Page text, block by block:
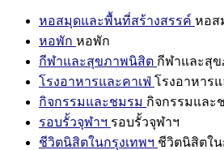
หอสมุดและพื้นที่สร้างสรรค์ หอส
หอพัก หอพัก
กีฬาและสุขภาพนิสิต กีฬาและสุ
โรงอาหารและคาเฟ่ โรงอาหารแ
กิจกรรมและชมรม กิจกรรมและ
รอบรั้วจุฬาฯ รอบรั้วจุฬาฯ
ชีวิตนิสิตในกรุงเทพฯ ชีวิตนิสิตใน